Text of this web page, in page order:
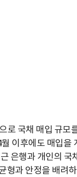
로 국채 매입 규
이후에도 매입
은행과 개인의
형과 안정을 배려